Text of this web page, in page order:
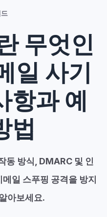
무엇인
일 사기
항과 예
법
동 방식, DMARC 및 인
일 스푸핑 공격을 방지
아보세요.